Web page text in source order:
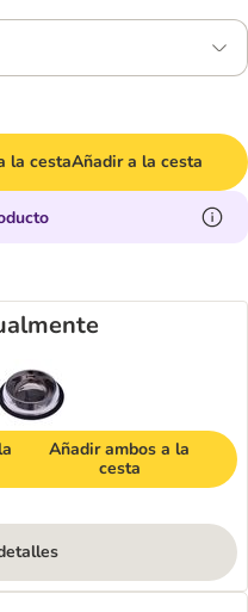
la cestaAñadir a la cesta
Añadir ambos a la
cesta